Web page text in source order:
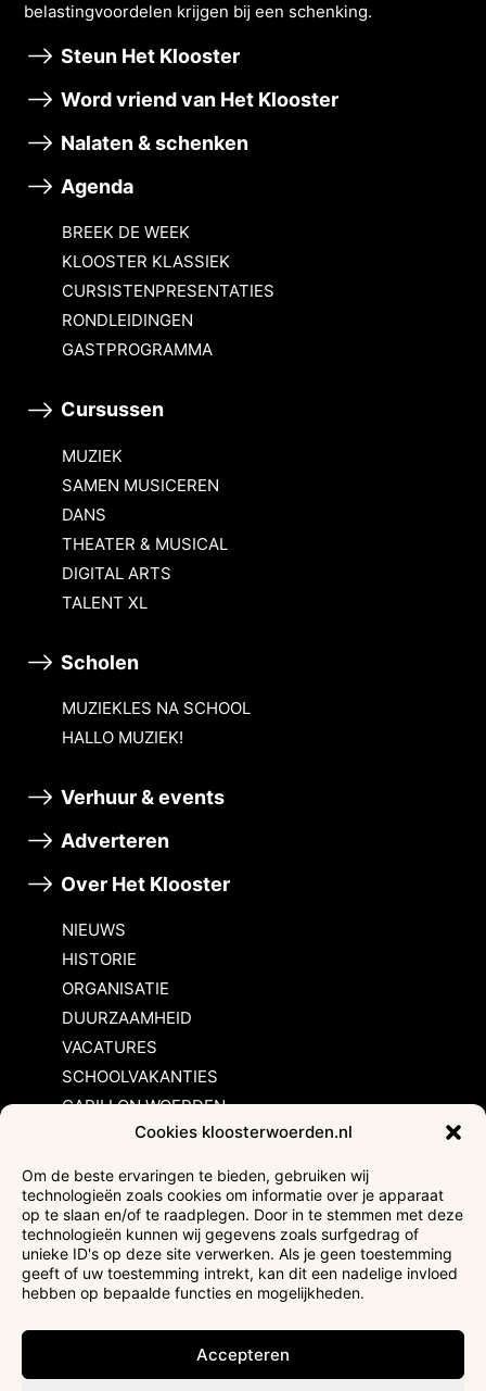
Cookies kloosterwoerden.nl
Om de beste ervaringen te bieden, gebruiken wij
technologieën zoals cookies om informatie over je apparaat
op te slaan en/of te raadplegen. Door in te stemmen met deze
technologieën kunnen wij gegevens zoals surfgedrag of
unieke ID's op deze site verwerken. Als je geen toestemming
geeft of uw toestemming intrekt, kan dit een nadelige invloed
hebben op bepaalde functies en mogelijkheden.
Accepteren
belastingvoordelen krĳgen bĳ een schenking.
Steun Het Klooster
Word vriend van Het Klooster
Nalaten & schenken
Agenda
BREEK DE WEEK
KLOOSTER KLASSIEK
CURSISTENPRESENTATIES
RONDLEIDINGEN
GASTPROGRAMMA
Cursussen
MUZIEK
SAMEN MUSICEREN
DANS
THEATER & MUSICAL
DIGITAL ARTS
TALENT XL
Scholen
MUZIEKLES NA SCHOOL
HALLO MUZIEK!
Verhuur & events
Adverteren
Over Het Klooster
NIEUWS
HISTORIE
ORGANISATIE
DUURZAAMHEID
VACATURES
SCHOOLVAKANTIES
CARILLON WOERDEN
Inschrijvingsvoorwaarden
Bezoekersvoorwaarden
Huurvoorwaarden
Privacyverklaring
Ticketverkoop